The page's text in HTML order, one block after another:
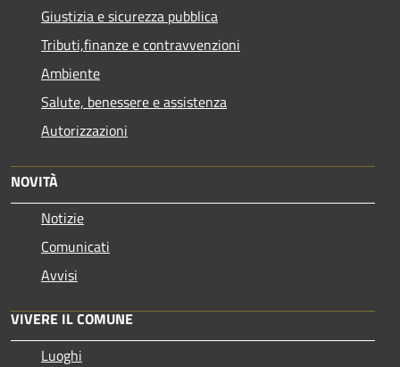
Giustizia e sicurezza pubblica
Tributi,finanze e contravvenzioni
Ambiente
Salute, benessere e assistenza
Autorizzazioni
NOVITÀ
Notizie
Comunicati
Avvisi
VIVERE IL COMUNE
Luoghi